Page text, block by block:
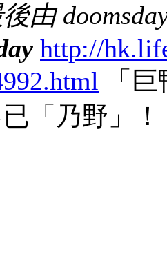
由
http://
「
「乃野」！